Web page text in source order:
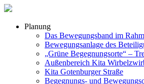
Planung
Das Bewegungsband im
Bewegungsanlage des
„Grüne Begegnungsorte“ –
Außenbereich Kita
Kita Gotenburger Straße
Begegnungs- und